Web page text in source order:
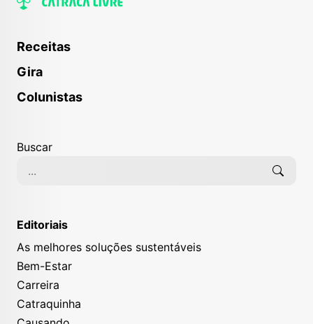
Receitas
Gira
Colunistas
Buscar
Editoriais
As melhores soluções sustentáveis
Bem-Estar
Carreira
Catraquinha